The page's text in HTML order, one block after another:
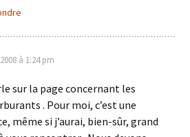
à 1:24 pm
sur la page concernant les
. Pour moi, c’est une
même si j’aurai, bien-sûr, grand